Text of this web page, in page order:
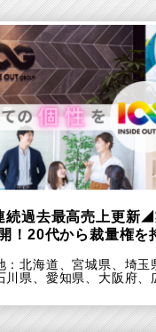
続過去最高売上更新
！20代から裁量権を
：北海道、宮城県、 埼玉
川県、 愛知県、 大阪府、